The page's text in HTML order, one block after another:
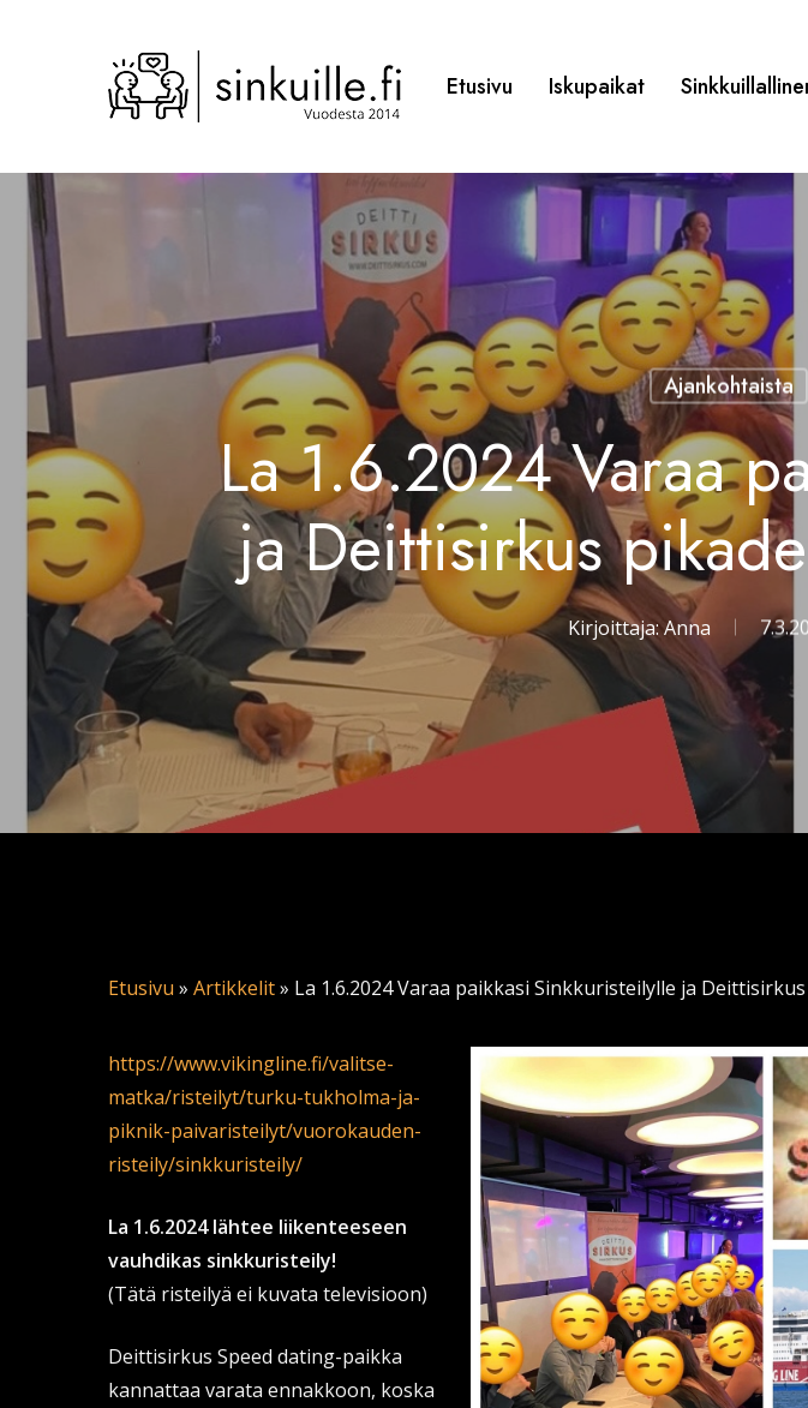
Etusivu Iskupaikat
Ajankohtaista
La 1.6.2024 Varaa
ja Deittisirkus
Kirjoittaja: Anna
Etusivu » Artikkelit» La 1.6.2024 Varaa paikkasi Sinkkuristeilylle ja
https://www.vikingline.fi/valitse-
matka/risteilyt/turku-tukholma-ja-
piknik-paivaristeilyt/vuorokauden-
risteily/sinkkuristeily/
La 1.6.2024 lähtee liikenteeseen
vauhdikas sinkkuristeily!
(Tätä risteilyä ei kuvata televisioon)
Deittisirkus Speed dating-paikka
kannattaa varata ennakkoon, koska